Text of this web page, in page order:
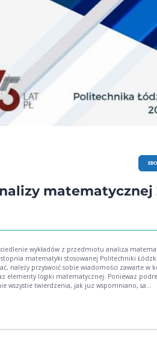
matematycznej
wykładów z przedmiotu analiza
matematyki stosowanej Politechniki
należy przyswoić sobie wiadomości zawarte w
logiki matematycznej. Poniewaz podrecznik
wszystie twierdzenia, jak juz wspomniano, sa